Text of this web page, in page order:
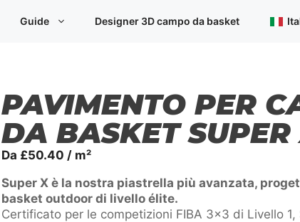
Guide Designer 3D campo da basket
PAVIMENTO PER
DA BASKET SUPER
Da £50.40 / m²
Super X è la nostra piastrella più avanzata,
basket outdoor di livello élite.
Certificato per le competizioni FIBA 3×3 di Livello 1,